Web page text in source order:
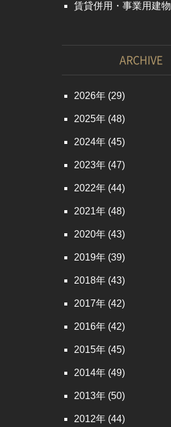
賃貸併用・事業用建物
ARCHIVE
2026 (29)
2025 (48)
2024 (45)
2023 (47)
2022 (44)
2021 (48)
2020 (43)
2019 (39)
2018 (43)
2017 (42)
2016 (42)
2015 (45)
2014 (49)
2013 (50)
2012 (44)